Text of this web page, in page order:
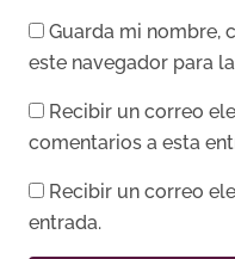
Guarda mi nombre,
este navegador para
Recibir un correo
comentarios a esta
Recibir un correo
entrada.